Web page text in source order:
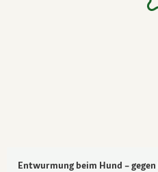
Entwurmung beim Hund –